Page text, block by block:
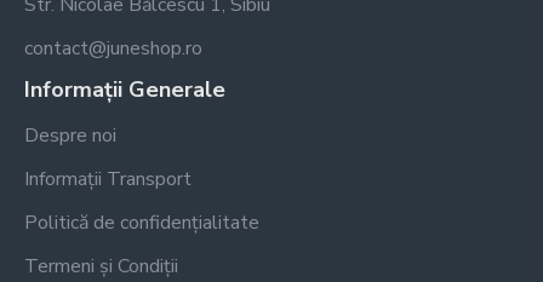
contact@juneshop.ro
Informații Generale
Despre noi
Informații Transport
Politică de confidențialitate
Termeni și Condiții